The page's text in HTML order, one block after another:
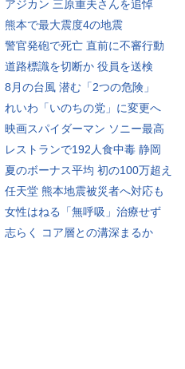
アジカン 三原重夫さんを追悼
熊本で最大震度4の地震
警官発砲で死亡 直前に不審行動
道路標識を切断か 役員を送検
8月の台風 潜む「2つの危険」
れいわ「いのちの党」に変更へ
映画スパイダーマン ソニー最高
レストランで192人食中毒 静岡
夏のボーナス平均 初の100万超え
任天堂 熊本地震被災者へ対応も
女性はねる「無呼吸」治療せず
志らく コア層との溝深まるか